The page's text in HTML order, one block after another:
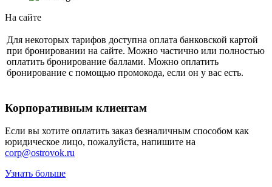
На сайте
Для некоторых тарифов доступна оплата банковской картой
при бронировании на сайте. Можно частично или полностью
оплатить бронирование баллами. Можно оплатить
бронирование с помощью промокода, если он у вас есть.
Корпоративным клиентам
Если вы хотите оплатить заказ безналичным способом как
юридическое лицо, пожалуйста, напишите на
corp@ostrovok.ru
Узнать больше